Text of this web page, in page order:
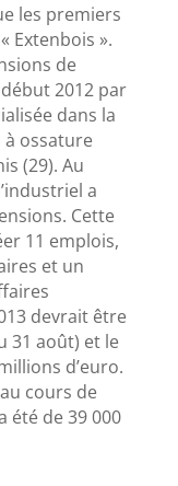
les premiers
Extenbois ».
de
2012 par
dans la
ossature
(29). Au
a
Cette
11 emplois,
et un
devrait être
31 août) et le
d’euro.
cours de
été de 39 000